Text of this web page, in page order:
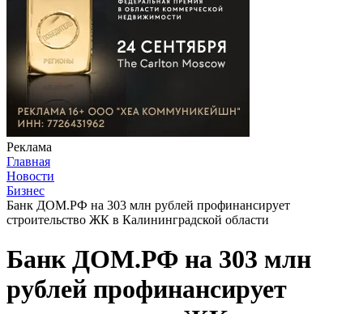
Реклама
Главная
Новости
Бизнес
Банк ДОМ.РФ на 303 млн рублей профинансирует
строительство ЖК в Калининградской области
Банк ДОМ.РФ на 303 млн
рублей профинансирует